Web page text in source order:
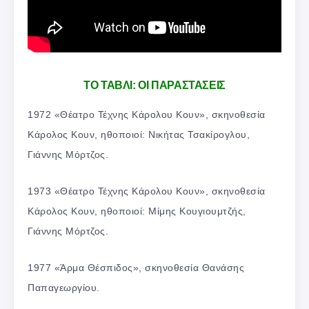
ΤΟ ΤΑΒΛΙ: ΟΙ ΠΑΡΑΣΤΑΣΕΙΣ
1972 «Θέατρο Τέχνης Κάρολου Κουν», σκηνοθεσία
Κάρολος Κουν, ηθοποιοί: Νικήτας Τσακίρογλου,
Γιάννης Μόρτζος.
1973 «Θέατρο Τέχνης Κάρολου Κουν», σκηνοθεσία
Κάρολος Κουν, ηθοποιοί: Μίμης Κουγιουμτζής,
Γιάννης Μόρτζος.
1977 «Άρμα Θέσπιδος», σκηνοθεσία Θανάσης
Παπαγεωργίου.